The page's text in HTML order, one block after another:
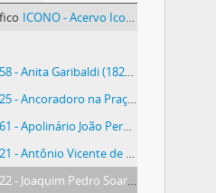
ICONO - Acervo Iconográfico
- Anita Garibaldi (1821-1849)
na Praça da Alfandega
João Pereira (1864-1900)
Vicente de Siqueira Pereira Leitão (1809-1888)
Joaquim Pedro Soares (?-1867)